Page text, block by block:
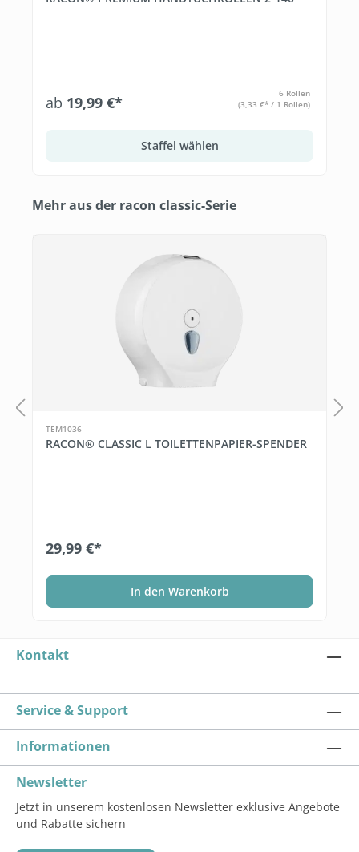
ab 19,99 €*
6 Rollen
(3,33 €* / 1 Rollen)
Staffel wählen
Produktgalerie überspringen
Mehr aus der racon classic-Serie
TEM1036
RACON® CLASSIC L TOILETTENPAPIER-SPENDER
29,99 €*
In den Warenkorb
Kontakt
Service & Support
Informationen
Newsletter
Jetzt in unserem kostenlosen Newsletter exklusive Angebote
und Rabatte sichern